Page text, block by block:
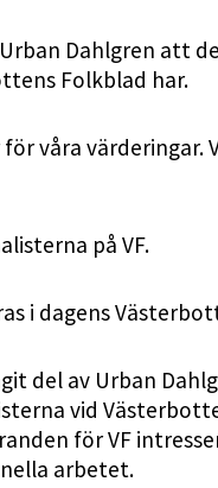
Dahlgren att
Folkblad har.
våra värderingar.
på VF.
i dagens
del av Urban
vid
för VF
arbetet.